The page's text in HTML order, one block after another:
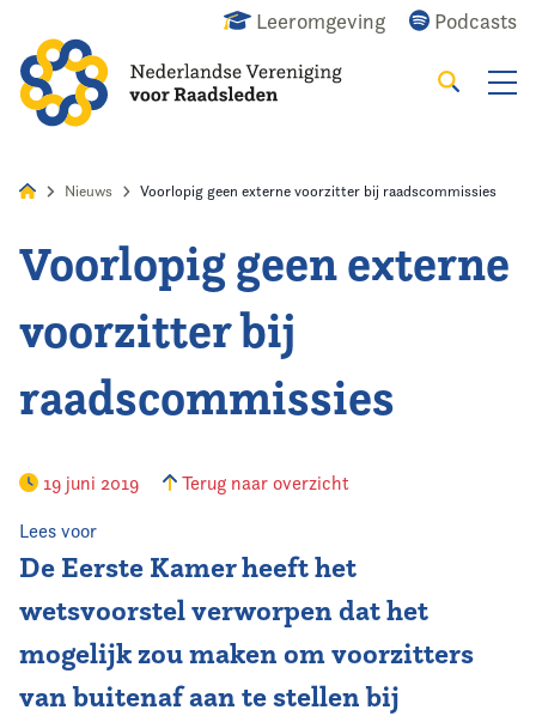
Leeromgeving Podcasts
Zoeken
Home
Agenda
Nieuws
Vereniging
Contact
Nieuws Voorlopig geen externe voorzitter bij raadscommissies
Voorlopig geen externe
voorzitter bij
raadscommissies
19 juni 2019 Terug naar overzicht
Lees voor
De Eerste Kamer heeft het
wetsvoorstel verworpen dat het
mogelijk zou maken om voorzitters
van buitenaf aan te stellen bij